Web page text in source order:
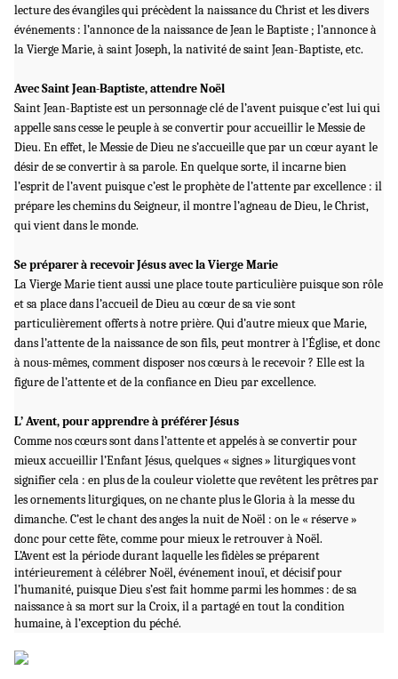
lecture des évangiles qui précèdent la naissance du Christ et les divers
événements : l’annonce de la naissance de Jean le Baptiste ; l’annonce à
la Vierge Marie, à saint Joseph, la nativité de saint Jean-Baptiste, etc.
Avec Saint Jean-Baptiste, attendre Noël
Saint Jean-Baptiste est un personnage clé de l’avent puisque c’est lui qui
appelle sans cesse le peuple à se convertir pour accueillir le Messie de
Dieu. En effet, le Messie de Dieu ne s’accueille que par un cœur ayant le
désir de se convertir à sa parole. En quelque sorte, il incarne bien
l’esprit de l’avent puisque c’est le prophète de l’attente par excellence : il
prépare les chemins du Seigneur, il montre l’agneau de Dieu, le Christ,
qui vient dans le monde.
Se préparer à recevoir Jésus avec la Vierge Marie
La Vierge Marie tient aussi une place toute particulière puisque son rôle
et sa place dans l’accueil de Dieu au cœur de sa vie sont
particulièrement offerts à notre prière. Qui d’autre mieux que Marie,
dans l’attente de la naissance de son fils, peut montrer à l’Église, et donc
à nous-mêmes, comment disposer nos cœurs à le recevoir ? Elle est la
figure de l’attente et de la confiance en Dieu par excellence.
L’ Avent, pour apprendre à préférer Jésus
Comme nos cœurs sont dans l’attente et appelés à se convertir pour
mieux accueillir l’Enfant Jésus, quelques « signes » liturgiques vont
signifier cela : en plus de la couleur violette que revêtent les prêtres par
les ornements liturgiques, on ne chante plus le Gloria à la messe du
dimanche. C’est le chant des anges la nuit de Noël : on le « réserve »
donc pour cette fête, comme pour mieux le retrouver à Noël.
L’Avent est la période durant laquelle les fidèles se préparent
intérieurement à célébrer Noël, événement inouï, et décisif pour
l’humanité, puisque Dieu s’est fait homme parmi les hommes : de sa
naissance à sa mort sur la Croix, il a partagé en tout la condition
humaine, à l’exception du péché.